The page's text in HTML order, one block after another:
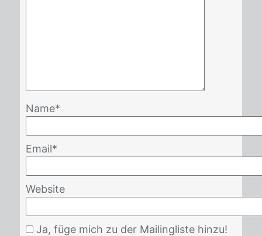
Name*
Email*
Website
Ja, füge mich zu der Mailingliste hinzu!